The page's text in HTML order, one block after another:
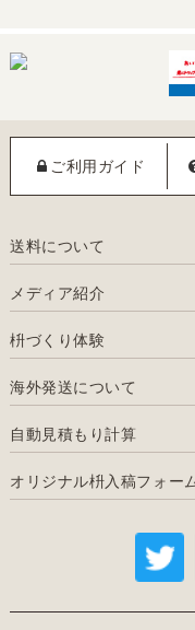
ご利用ガイド
送料について
メディア紹介
枡づくり体験
海外発送について
自動見積もり計算
オリジナル枡入稿フォー